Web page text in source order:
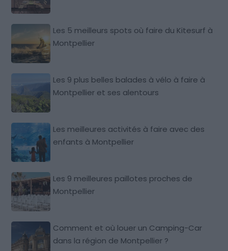
Les 5 meilleurs spots où faire du Kitesurf à
Montpellier
Les 9 plus belles balades à vélo à faire à
Montpellier et ses alentours
Les meilleures activités à faire avec des
enfants à Montpellier
Les 9 meilleures paillotes proches de
Montpellier
Comment et où louer un Camping-Car
dans la région de Montpellier ?